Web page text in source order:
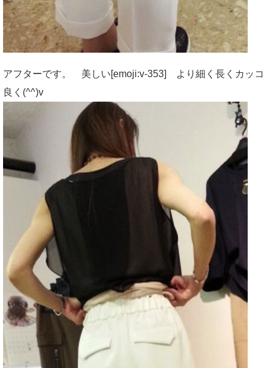
アフターです。 美しい[emoji:v-353] より細く長くカッコ
良く(^^)v